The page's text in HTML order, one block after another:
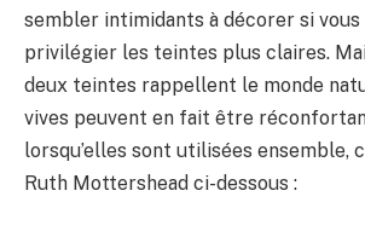
sembler intimidants à décorer si vous
privilégier les teintes plus claires.
deux teintes rappellent le monde
vives peuvent en fait être
lorsqu’elles sont utilisées ensemble,
Ruth Mottershead ci-dessous :